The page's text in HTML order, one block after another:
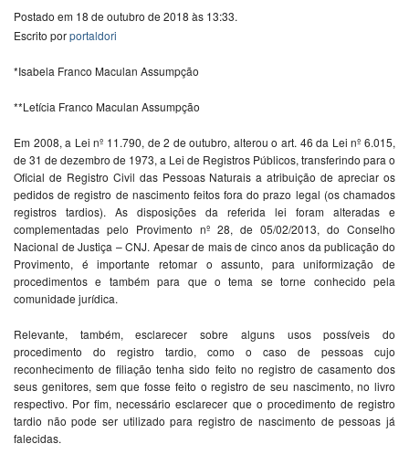
Postado em 18 de outubro de 2018 às 13:33.
Escrito porportaldori
*Isabela Franco Maculan Assumpção
**Letícia Franco Maculan Assumpção
Em 2008, a Lei nº 11.790, de 2 de outubro, alterou o art. 46 da Lei nº 6.015,
de 31 de dezembro de 1973, a Lei de Registros Públicos, transferindo para o
Oficial de Registro Civil das Pessoas Naturais a atribuição de apreciar os
pedidos de registro de nascimento feitos fora do prazo legal (os chamados
registros tardios). As disposições da referida lei foram alteradas e
complementadas pelo Provimento nº 28, de 05/02/2013, do Conselho
Nacional de Justiça – CNJ. Apesar de mais de cinco anos da publicação do
Provimento, é importante retomar o assunto, para uniformização de
procedimentos e também para que o tema se torne conhecido pela
comunidade jurídica.
Relevante, também, esclarecer sobre alguns usos possíveis do
procedimento do registro tardio, como o caso de pessoas cujo
reconhecimento de filiação tenha sido feito no registro de casamento dos
seus genitores, sem que fosse feito o registro de seu nascimento, no livro
respectivo. Por fim, necessário esclarecer que o procedimento de registro
tardio não pode ser utilizado para registro de nascimento de pessoas já
falecidas.